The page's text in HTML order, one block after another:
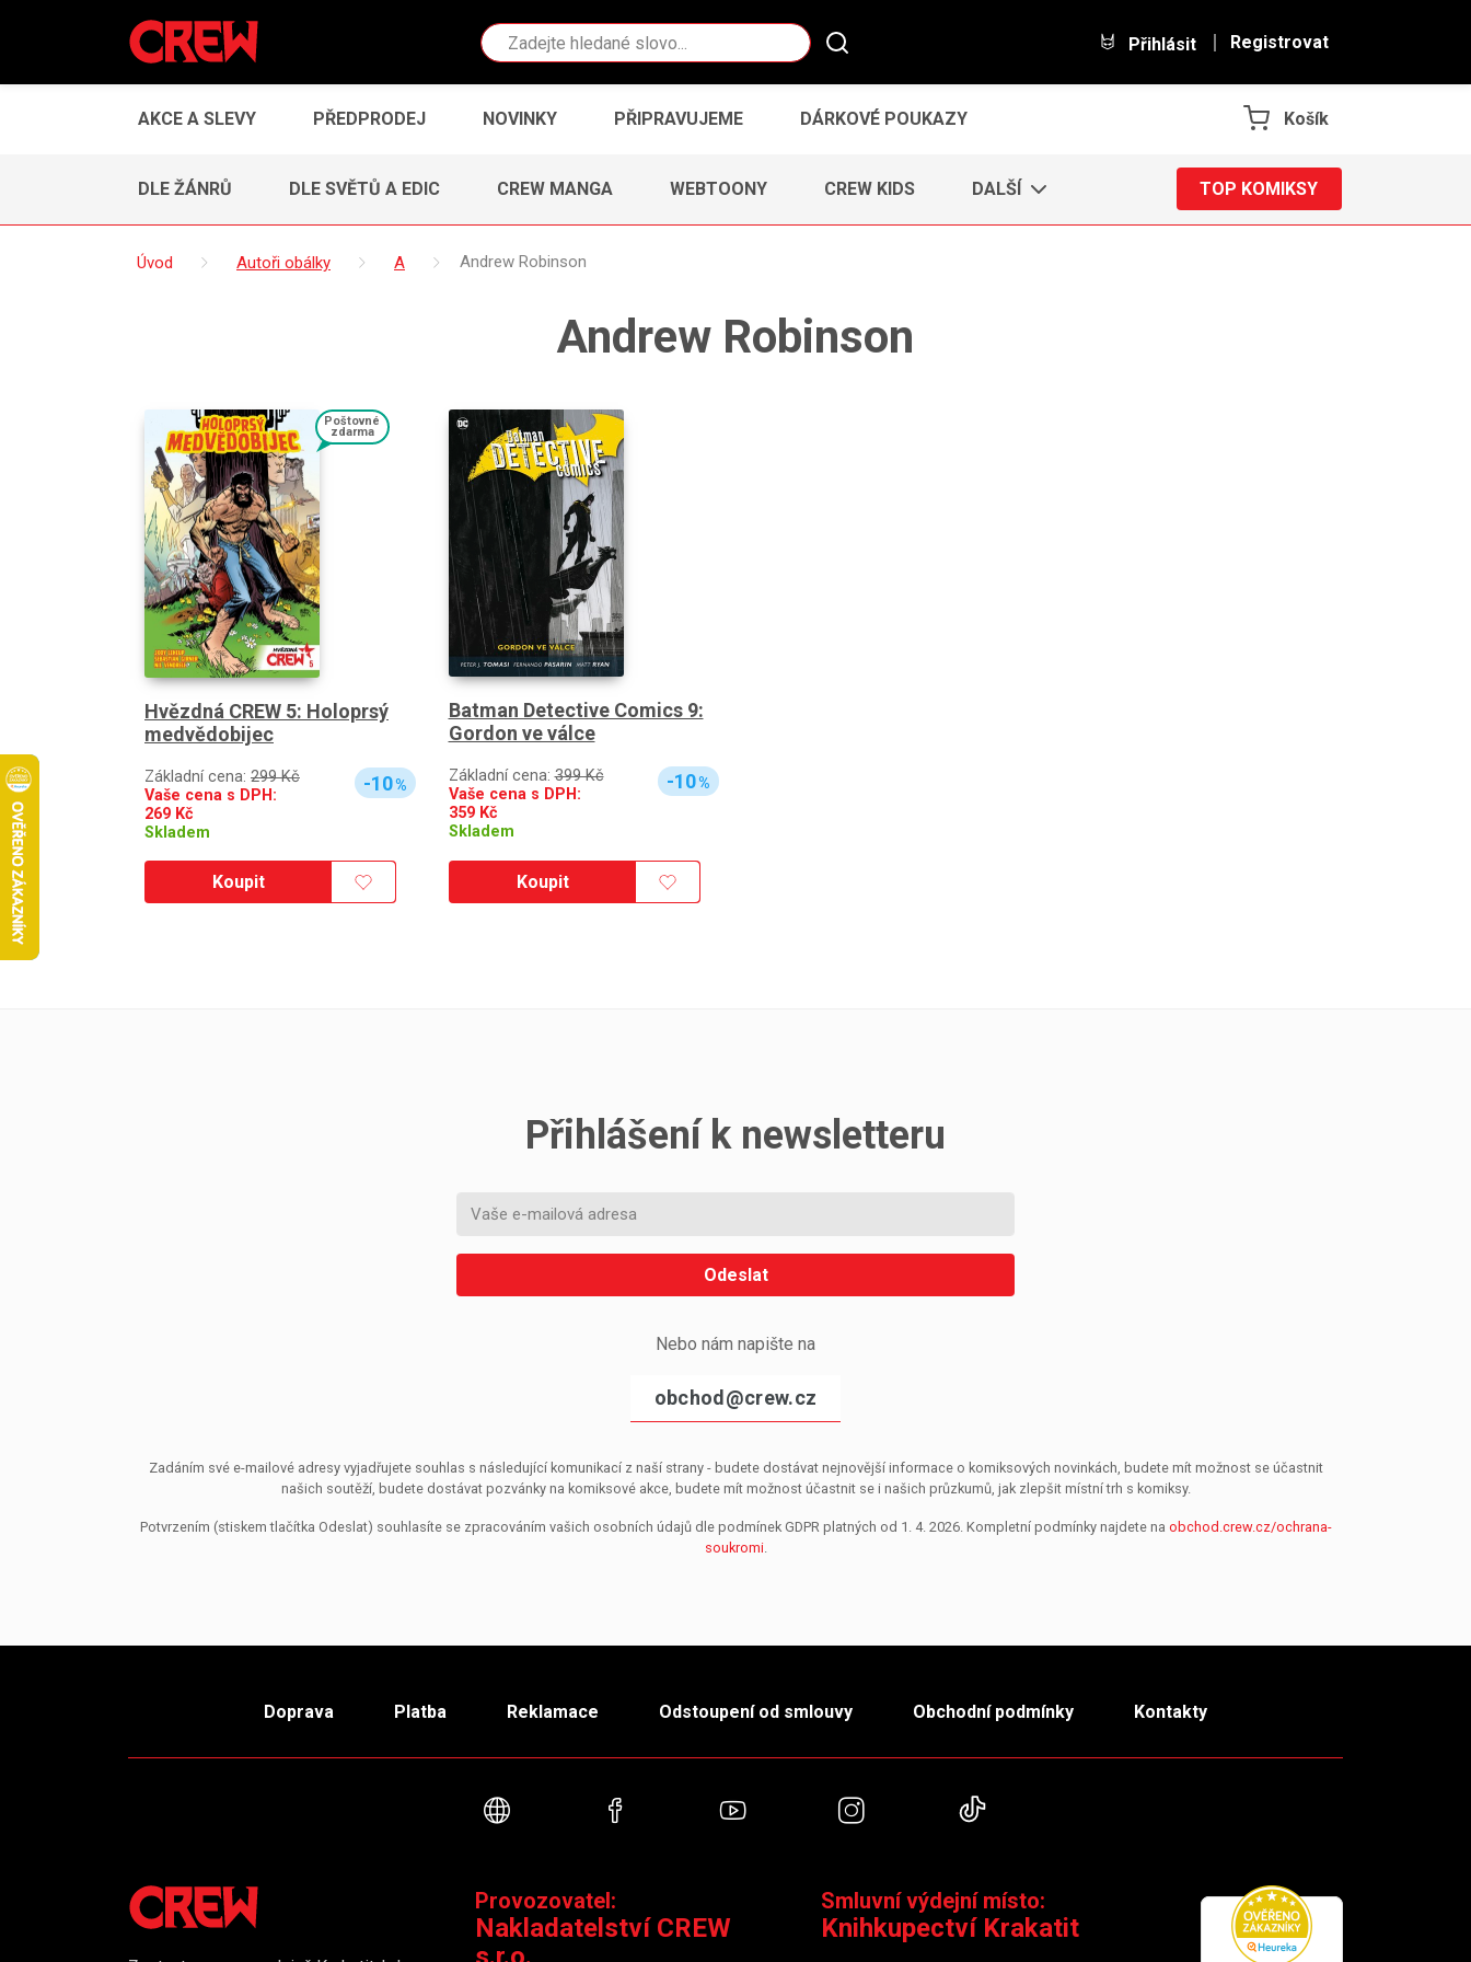
Vyhledávání Přihlásit Registrovat
AKCE A SLEVY PŘEDPRODEJ NOVINKY PŘIPRAVUJEME DÁRKOVÉ POUKAZY Košík
DLE ŽÁNRŮ DLE SVĚTŮ A EDIC CREW MANGA WEBTOONY CREW KIDS DALŠÍ TOP KOMIKSY
Úvod Autoři obálky A Andrew Robinson
Andrew Robinson
Poštovné
zdarma
Hvězdná CREW 5: Holoprsý
medvědobijec
Základní cena: 299 Kč
Vaše cena s DPH:
269 Kč
Skladem
-10%
Koupit
Batman Detective Comics 9:
Gordon ve válce
Základní cena:399 Kč
Vaše cena s DPH:
359Kč
Skladem
-10%
Koupit
Přihlášení k newsletteru
Odeslat
Nebo nám napište na
obchod@crew.cz
Zadáním své e-mailové adresy vyjadřujete souhlas s následující komunikací z naší strany - budete dostávat nejnovější informace o komiksových novinkách, budete mít možnost se účastnit
našich soutěží, budete dostávat pozvánky na komiksové akce, budete mít možnost účastnit se i našich průzkumů, jak zlepšit místní trh s komiksy.
Potvrzením (stiskem tlačítka Odeslat) souhlasíte se zpracováním vašich osobních údajů dle podmínek GDPR platných od 1. 4. 2026. Kompletní podmínky najdete na obchod.crew.cz/ochrana-
soukromi.
Doprava Platba Reklamace Odstoupení od smlouvy Obchodní podmínky Kontakty
Webové stránkyFacebookYouTube Instagram
Provozovatel:
Nakladatelství CREW
Smluvní výdejní místo:
Knihkupectví Krakatit